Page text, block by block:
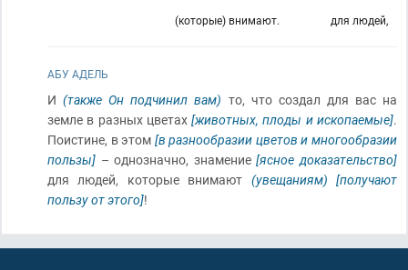
для людей,
(которые) внимают.
АБУ АДЕЛЬ
И(также Он подчинил вам) то, что создал для вас на
земле в разных цветах[животных, плоды и ископаемые].
Поистине, в этом [в разнообразии цветов и многообразии
пользы] – однозначно, знамение[ясное доказательство]
для людей, которые внимают (увещаниям) [получают
пользу от этого]!